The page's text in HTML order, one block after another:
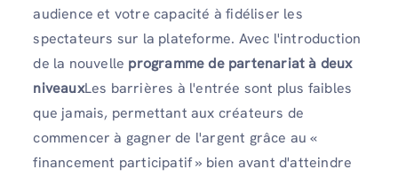
audience et votre capacité à fidéliser les
spectateurs sur la plateforme. Avec l'introduction
de la nouvelle programme de partenariat à deux
niveauxLes barrières à l'entrée sont plus faibles
que jamais, permettant aux créateurs de
commencer à gagner de l'argent grâce au «
financement participatif » bien avant d'atteindre